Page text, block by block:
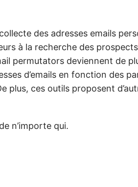
des adresses emails
à la recherche des
permutators deviennent de
d’emails en fonction des
plus, ces outils proposent
n’importe qui.